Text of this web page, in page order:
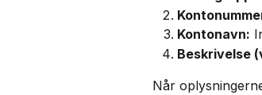
Kontonavn:
Beskrivelse
Når